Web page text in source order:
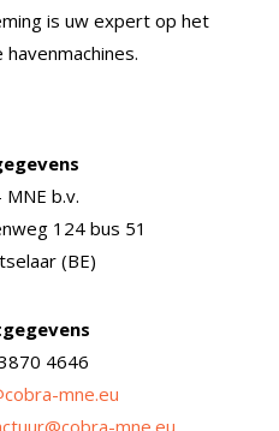
is uw expert op het
MNE b.v.
124 bus 51
(BE)
4646
mne.eu
mne.eu